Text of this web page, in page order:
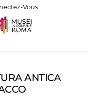
Vous
ANTICA